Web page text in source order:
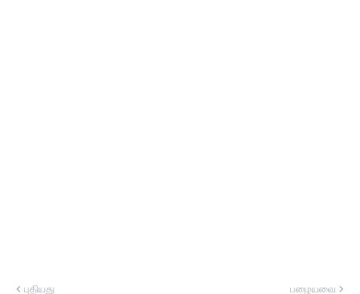
புதியது பழையவை